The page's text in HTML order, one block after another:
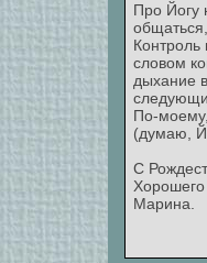
Про Йогу
Контроль
словом
дыхание
По-
(думаю,
С
Хорошего
Марина.